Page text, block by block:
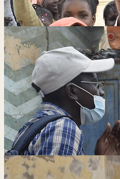
Équipe de recherche